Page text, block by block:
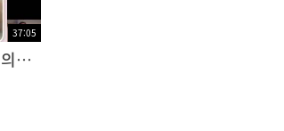
37:05
뇌질환 환자의 재활의학적 합병증 관리